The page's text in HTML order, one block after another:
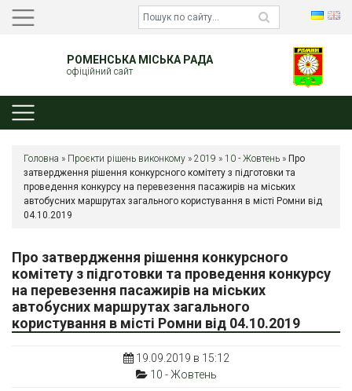
РОМЕНСЬКА МІСЬКА РАДА
офіційний сайт
Головна » Проєкти рішень виконкому » 2019 » 10 - Жовтень » Про
затвердження рішення конкурсного комітету з підготовки та
проведення конкурсу на перевезення пасажирів на міських
автобусних маршрутах загального користування в місті Ромни від
04.10.2019
Про затвердження рішення конкурсного
комітету з підготовки та проведення конкурсу
на перевезення пасажирів на міських
автобусних маршрутах загального
користування в місті Ромни від 04.10.2019
19.09.2019 в 15:12
10 - Жовтень